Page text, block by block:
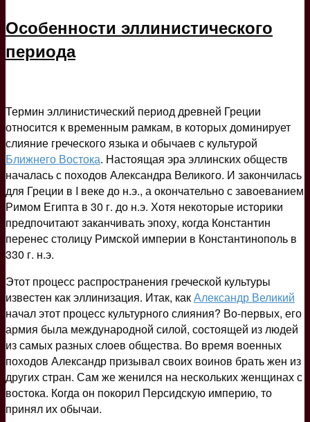
Особенности эллинистического
периода
Термин эллинистический период древней Греции
относится к временным рамкам, в которых доминирует
слияние греческого языка и обычаев с культурой
Ближнего Востока. Настоящая эра эллинских обществ
началась с походов Александра Великого. И закончилась
для Греции в I веке до н.э., а окончательно с завоеванием
Римом Египта в 30 г. до н.э. Хотя некоторые историки
предпочитают заканчивать эпоху, когда Константин
перенес столицу Римской империи в Константинополь в
330 г. н.э.
Этот процесс распространения греческой культуры
известен как эллинизация. Итак, какАлександр Великий
начал этот процесс культурного слияния? Во-первых, его
армия была международной силой, состоящей из людей
из самых разных слоев общества. Во время военных
походов Александр призывал своих воинов брать жен из
других стран. Сам же женился на нескольких женщинах с
востока. Когда он покорил Персидскую империю, то
принял их обычаи.